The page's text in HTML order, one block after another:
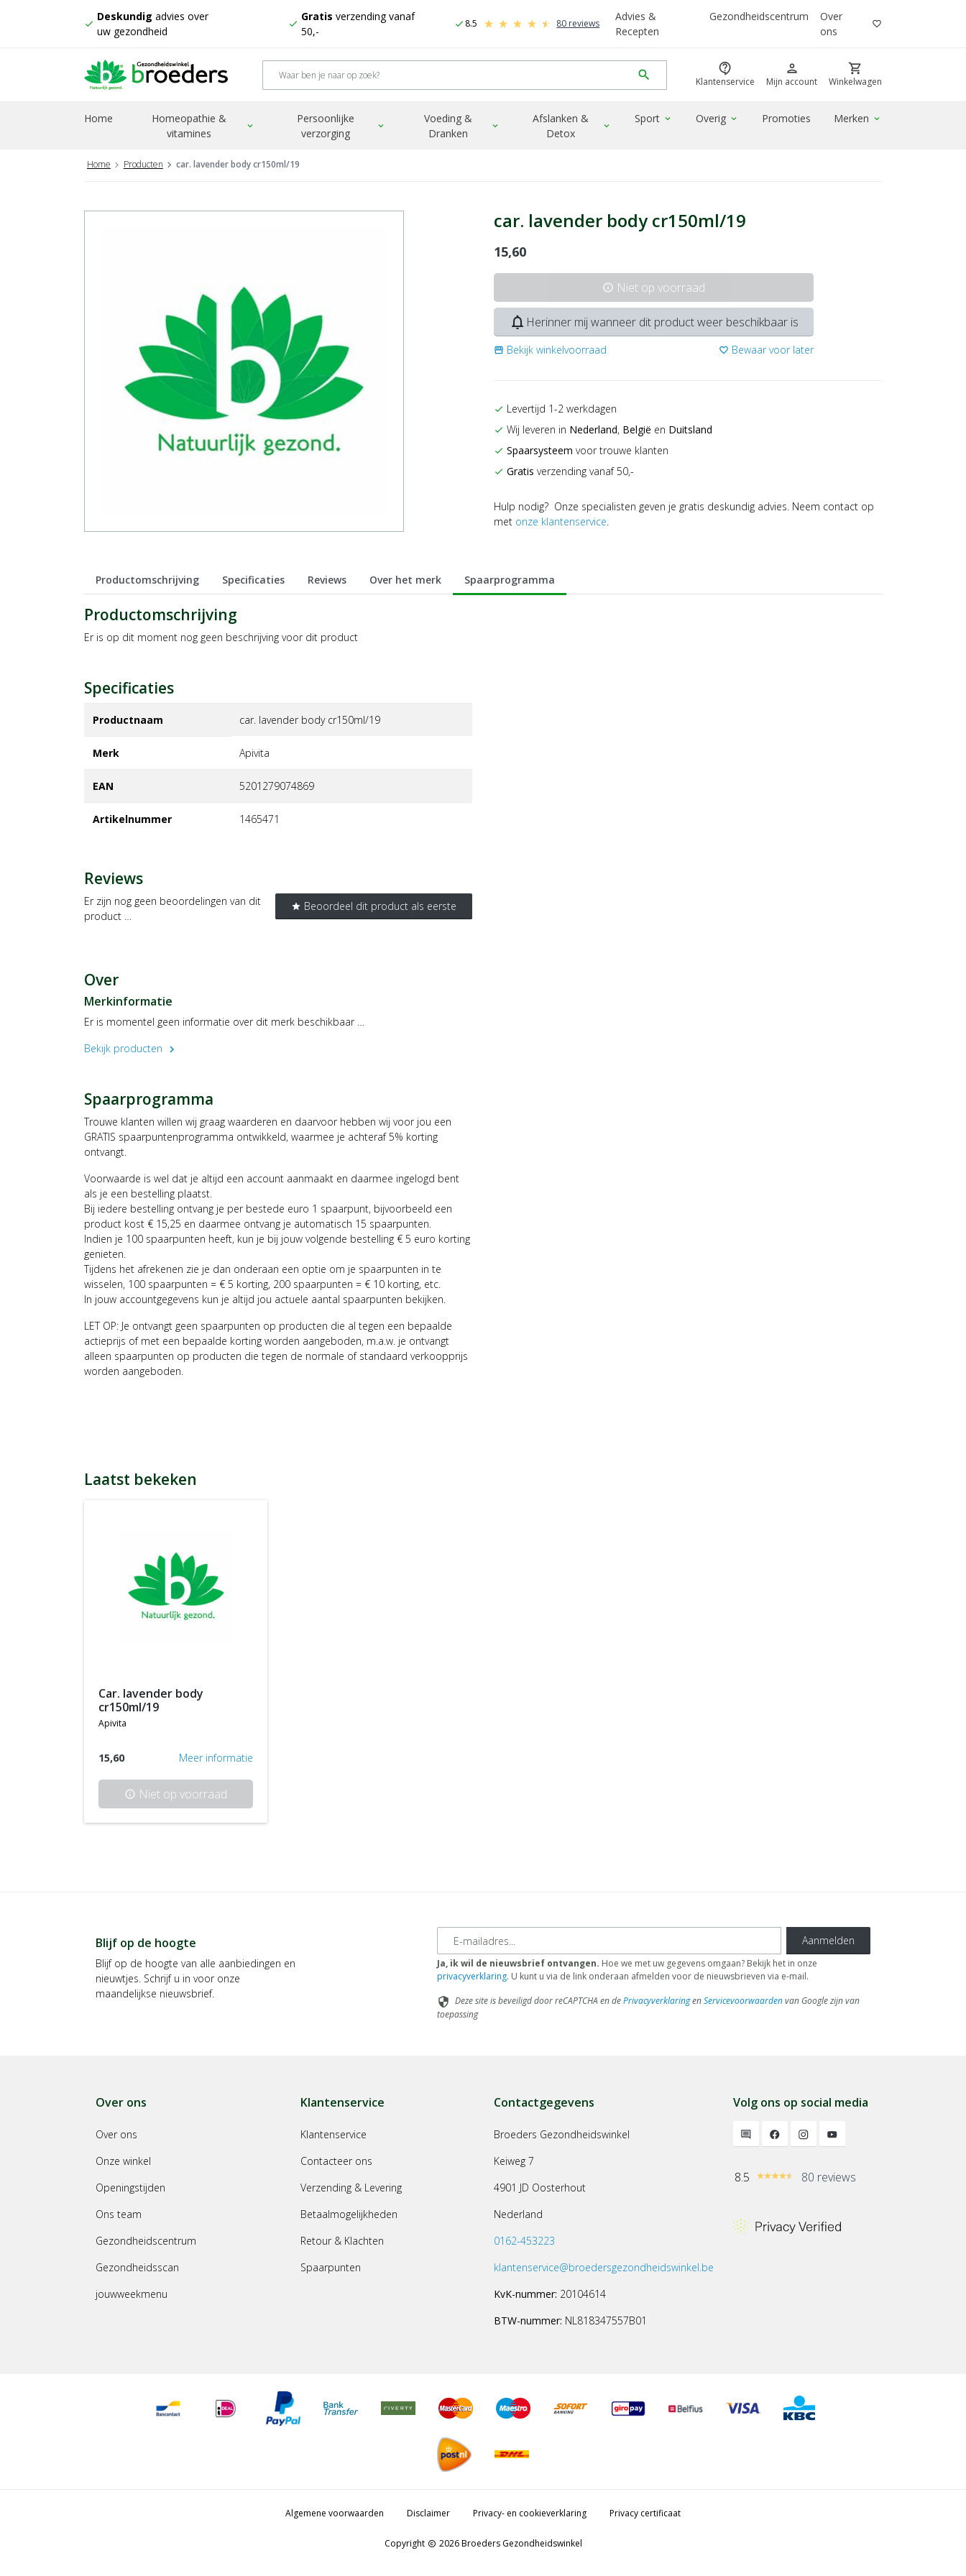
check
Deskundig advies over
uw gezondheid
check
Gratis verzending vanaf
50,-
check 8.5 80 reviews
Advies &
Recepten
Gezondheidscentrum
Over
ons
favorite_border
search contact_support
Klantenservice
person
Mijn account
shopping_cart
Winkelwagen
Home
Homeopathie &
vitamines
expand_more
Persoonlijke
verzorging
expand_more
Voeding &
Dranken
expand_more
Afslanken &
Detox
expand_more
Sport expand_more Overig expand_more Promoties Merken expand_more
Home Producten car. lavender body cr150ml/19
car. lavender body cr150ml/19
15,60
info Niet op voorraad
notifications_none Herinner mij wanneer dit product weer beschikbaar is
storefront Bekijk winkelvoorraad favorite_border Bewaar voor later
check Levertijd 1-2 werkdagen
check Wij leveren in Nederland, België en Duitsland
check Spaarsysteem voor trouwe klanten
check Gratis verzending vanaf 50,-
Hulp nodig? Onze specialisten geven je gratis deskundig advies. Neem contact op
met onze klantenservice.
Productomschrijving Specificaties Reviews Over het merk Spaarprogramma
Productomschrijving
Er is op dit moment nog geen beschrijving voor dit product
Specificaties
Productnaam car. lavender body cr150ml/19
Merk apivita
EAN 5201279074869
Artikelnummer 1465471
Reviews
star Beoordeel dit product als eerste
Er zijn nog geen beoordelingen van dit
product …
Over
Merkinformatie
Er is momentel geen informatie over dit merk beschikbaar …
Bekijk producten
chevron_right
Spaarprogramma
Trouwe klanten willen wij graag waarderen en daarvoor hebben wij voor jou een
GRATIS spaarpuntenprogramma ontwikkeld, waarmee je achteraf 5% korting
ontvangt.
Voorwaarde is wel dat je altijd een account aanmaakt en daarmee ingelogd bent
als je een bestelling plaatst.
Bij iedere bestelling ontvang je per bestede euro 1 spaarpunt, bijvoorbeeld een
product kost € 15,25 en daarmee ontvang je automatisch 15 spaarpunten.
Indien je 100 spaarpunten heeft, kun je bij jouw volgende bestelling € 5 euro korting
genieten.
Tijdens het afrekenen zie je dan onderaan een optie om je spaarpunten in te
wisselen, 100 spaarpunten = € 5 korting, 200 spaarpunten = € 10 korting, etc.
In jouw accountgegevens kun je altijd jou actuele aantal spaarpunten bekijken.
LET OP: Je ontvangt geen spaarpunten op producten die al tegen een bepaalde
actieprijs of met een bepaalde korting worden aangeboden, m.a.w. je ontvangt
alleen spaarpunten op producten die tegen de normale of standaard verkoopprijs
worden aangeboden.
Laatst bekeken
car. lavender body
cr150ml/19
apivita
15,60 Meer informatie
info Niet op voorraad
Blijf op de hoogte
Blijf op de hoogte van alle aanbiedingen en
nieuwtjes. Schrijf u in voor onze
maandelijkse nieuwsbrief.
E-mailadres Aanmelden
Ja, ik wil de nieuwsbrief ontvangen. Hoe we met uw gegevens omgaan? Bekijk het in onze
privacyverklaring. U kunt u via de link onderaan afmelden voor de nieuwsbrieven via e-mail.
security Deze site is beveiligd door reCAPTCHA en dePrivacyverklaringenServicevoorwaardenvan Google zijn van
toepassing
Over ons
Over ons
Onze winkel
Openingstijden
Ons team
Gezondheidscentrum
Gezondheidsscan
jouwweekmenu
Klantenservice
Klantenservice
Contacteer ons
Verzending & Levering
Betaalmogelijkheden
Retour & Klachten
Spaarpunten
Contactgegevens
Broeders Gezondheidswinkel
Keiweg 7
4901 JD Oosterhout
Nederland
0162-453223
klantenservice@broedersgezondheidswinkel.be
KvK-nummer: 20104614
BTW-nummer: NL818347557B01
Volg ons op social media
8.5 80 reviews
Algemene voorwaarden Disclaimer Privacy- en cookieverklaring Privacy certificaat
Copyright copyright 2026 Broeders Gezondheidswinkel